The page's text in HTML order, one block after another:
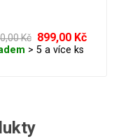
Kč 899,00 Kč
> 5 a více ks